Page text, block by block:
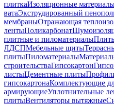
плиткаИзоляционные
ватаЭкструдированный
мембраныОтражающая
лентыПоликарбонат
плитные и пиломатериалы
ЛДСПМебельные щиты
плитыПиломатериалы
строительстваГипсокартон
листыЦементные плиты
гипсокартонаКомплектующие
армирующиеУплотнительные
плитыВентиляторы вытяжные